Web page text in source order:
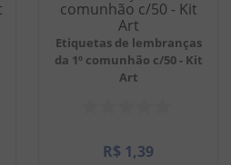
Etiquetas de lembranças
da 1º comunhão c/50 - Kit
Art
R$ 1,39
doce leite